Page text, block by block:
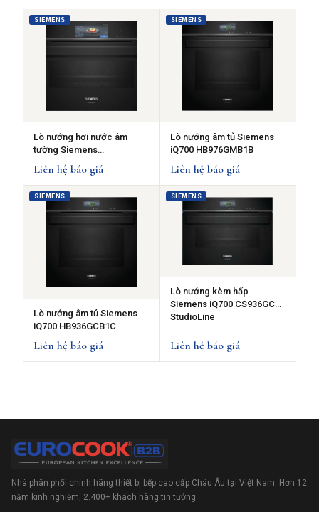
SIEMENS
Lò nướng hơi nước âm
tường Siemens
CS958GDD1 iQ700 nhỏ gọn
60 x 45 cm màu đen
Liên hệ báo giá
SIEMENS
Lò nướng âm tủ Siemens
iQ700 HB976GMB1B
Liên hệ báo giá
SIEMENS
Lò nướng âm tủ Siemens
iQ700 HB936GCB1C
Liên hệ báo giá
SIEMENS
Lò nướng kèm hấp
Siemens iQ700 CS936GCB1
StudioLine
Liên hệ báo giá
Nhà phân phối chính hãng thiết bị bếp cao cấp Châu Âu tại Việt Nam. Hơn 12
năm kinh nghiệm, 2.400+ khách hàng tin tưởng.